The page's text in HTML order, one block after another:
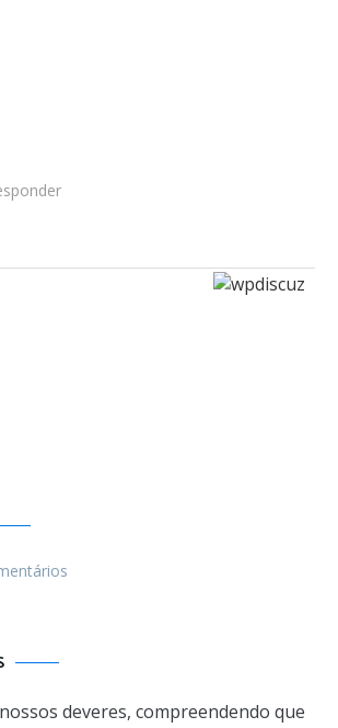
deveres, compreendendo que